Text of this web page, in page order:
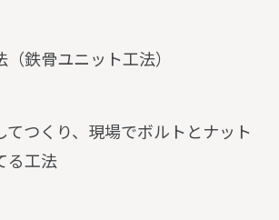
（鉄骨ユニット工法）
てつくり、現場でボルトとナット
る工法